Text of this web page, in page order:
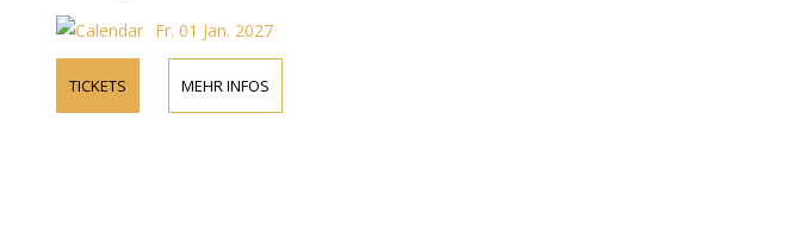
Fr. 01 Jan. 2027
TICKETS MEHR INFOS